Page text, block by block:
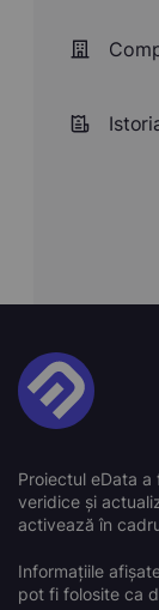
Proiectul eData
veridice și
activează în
Informațiile
pot fi folosite ca